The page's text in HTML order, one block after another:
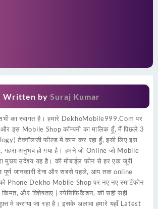
Written by Suraj Kumar
का स्वागत है। हमारे DekhoMobile999.Com पर
इस Mobile Shop कॉम्पनी का मालिक हूँ, मैं पिछले 3
टेक्नॉलजी फील्ड मे काम कर रहा हूँ, इसी लिए इस
गहरा अनुभव हो गया है। हमने जो Online जो Mobile
मुख्य उदेश्य यह है। की मोबाईल फोन से हर एक जूरी
पूर्ण जानकारी देना और सबसे पहले, आप तक online
Phone Dekho Mobile Shop पर नए नए स्मार्टफोन
किमत, और विशेषताए | स्पेसिफिकैशन, की सही सही
मे कराया जा रहा है। इसके अलावा हमारे यहाँ Latest